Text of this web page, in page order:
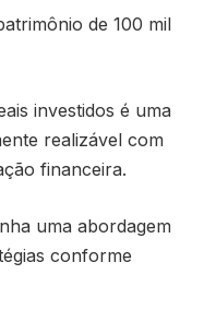
de 100 mil
investidos é uma
realizável com
financeira.
uma abordagem
conforme